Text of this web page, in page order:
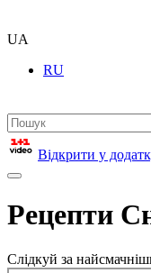
UA
RU
Відкрити у
Рецепти
Слідкуй за